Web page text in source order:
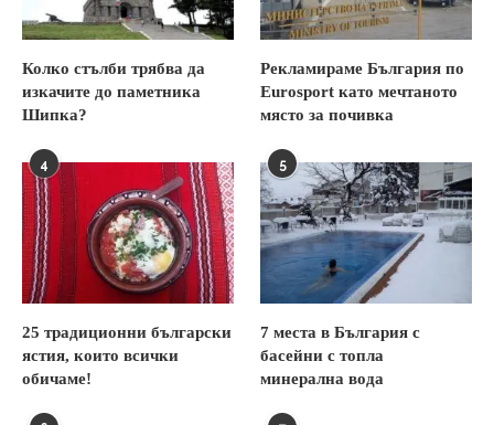
Колко стълби трябва да
изкачите до паметника
Шипка?
Рекламираме България по
Eurosport като мечтаното
място за почивка
4
25 традиционни български
ястия, които всички
обичаме!
5
7 места в България с
басейни с топла
минерална вода